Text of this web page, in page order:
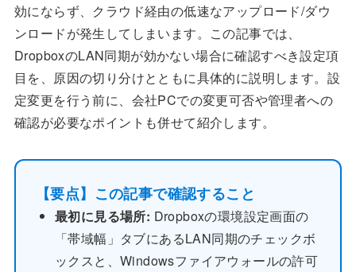
効にならず、クラウド経由の低速なアップロード/ダウ
ンロードが発生してしまいます。この記事では、
DropboxのLAN同期が効かない場合に確認すべき設定項
目を、原因の切り分けとともに具体的に説明します。設
定変更を行う前に、会社PCでの変更可否や管理者への
確認が必要なポイントも併せて紹介します。
【要点】この記事で確認すること
最初に見る場所: Dropboxの環境設定画面の
「帯域幅」タブにあるLAN同期のチェックボ
ックスと、Windowsファイアウォールの許可